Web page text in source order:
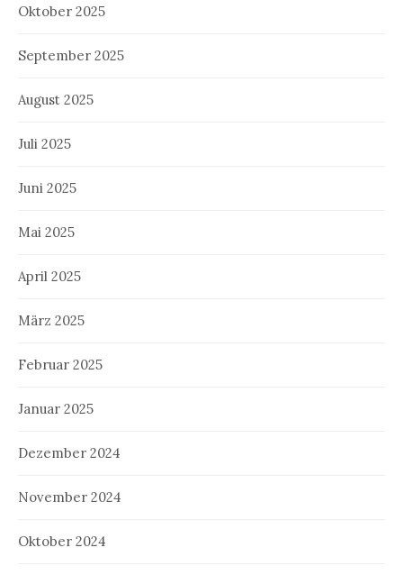
Oktober 2025
September 2025
August 2025
Juli 2025
Juni 2025
Mai 2025
April 2025
März 2025
Februar 2025
Januar 2025
Dezember 2024
November 2024
Oktober 2024